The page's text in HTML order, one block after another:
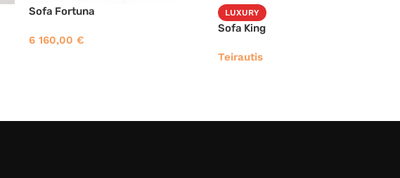
Sofa Fortuna
6 160,00€
LUXURY
Sofa King
Teirautis